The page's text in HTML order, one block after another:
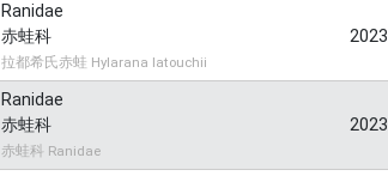
Ranidae
赤蛙科
拉都希氏赤蛙 Hylarana latouchii
Ranidae
赤蛙科
赤蛙科 Ranidae